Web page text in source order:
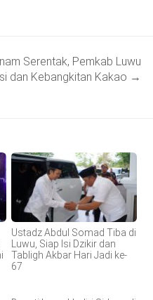
Serentak, Pemkab Luwu
dan Kebangkitan Kakao →
Ustadz Abdul Somad Tiba di
Luwu, Siap Isi Dzikir dan
Tabligh Akbar Hari Jadi ke-
67